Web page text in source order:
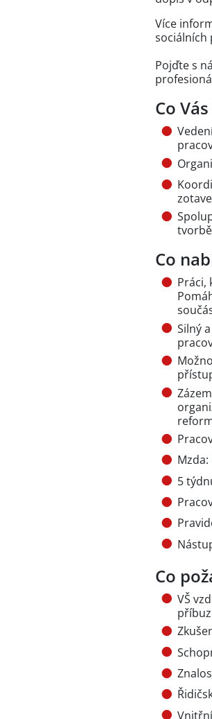
Více
sociálních
Pojďte s
Co
Co
Práci,
Silný
5
Co
VŠ